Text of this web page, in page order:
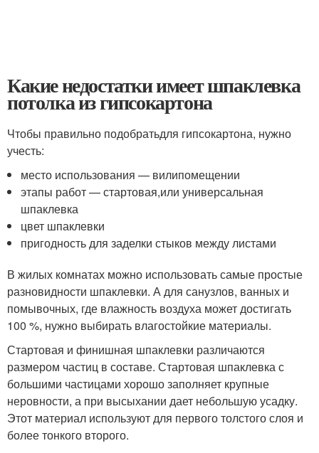
Какие недостатки имеет шпаклевка
потолка из гипсокартона
Чтобы правильно подобратьдля гипсокартона, нужно
учесть:
место использования — вилипомещении
этапы работ — стартовая,или универсальная
шпаклевка
цвет шпаклевки
пригодность для заделки стыков между листами
В жилых комнатах можно использовать самые простые
разновидности шпаклевки. А для санузлов, ванных и
помывочных, где влажность воздуха может достигать
100 %, нужно выбирать влагостойкие материалы.
Стартовая и финишная шпаклевки различаются
размером частиц в составе. Стартовая шпаклевка с
большими частицами хорошо заполняет крупные
неровности, а при высыхании дает небольшую усадку.
Этот материал используют для первого толстого слоя и
более тонкого второго.